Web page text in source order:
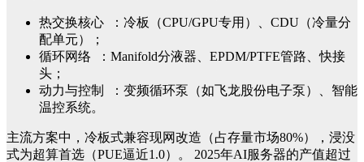
热交换核心 ：冷板（CPU/GPU专用）、CDU（冷量分
配单元）；
循环网络 ：Manifold分液器、EPDM/PTFE管路、快接
头；
动力与控制 ：变频循环泵（如飞龙股份电子泵）、智能
温控系统。
主流方案中，冷板式兼容现网改造（占存量市场80%），浸没
式为超算首选（PUE逼近1.0）。
2025年AI服务器的产值超过